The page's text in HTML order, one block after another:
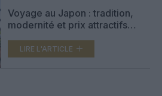
Voyage au Japon : tradition,
modernité et prix attractifs
touristes
LIRE L'ARTICLE